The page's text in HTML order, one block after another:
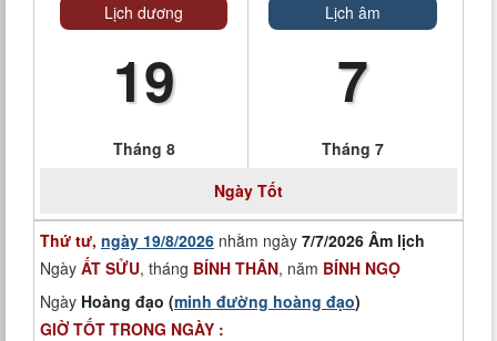
Lịch dương
19
Tháng 8
Lịch âm
7
Tháng 7
Ngày Tốt
Thứ tư, ngày 19/8/2026 nhằm ngày 7/7/2026 Âm lịch
Ngày ẤT SỬU, tháng BÍNH THÂN, năm BÍNH NGỌ
Ngày Hoàng đạo (minh đường hoàng đạo)
GIỜ TỐT TRONG NGÀY :